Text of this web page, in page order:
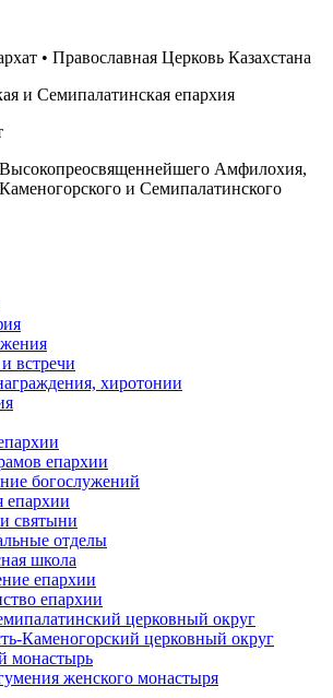
• Православная Церковь Казахстана
Амфилохия,
и Семипалатинского
встречи
хиротонии
епархии
богослужений
епархии
святыни
отделы
школа
епархии
епархии
церковный округ
Каменогорский церковный округ
монастырь
женского монастыря